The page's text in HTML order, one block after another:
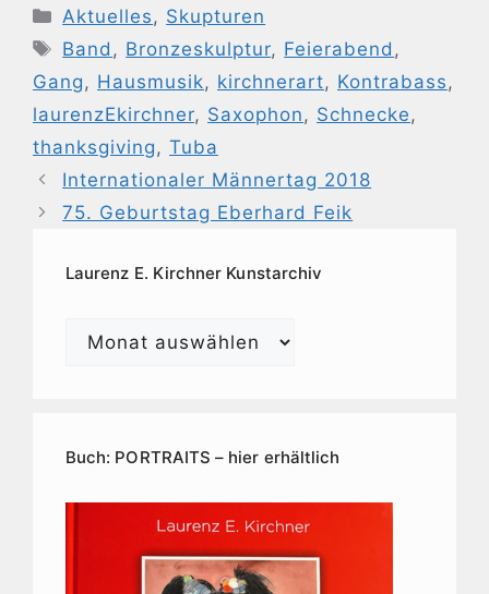
Kategorien
Aktuelles, Skupturen
Schlagwörter
Band , Bronzeskulptur, Feierabend ,
Gang, Hausmusik, kirchnerart, Kontrabass,
laurenzEkirchner, Saxophon, Schnecke,
thanksgiving, Tuba
Internationaler Männertag 2018
75. Geburtstag Eberhard Feik
Laurenz E. Kirchner Kunstarchiv
Laurenz
Buch: PORTRAITS – hier erhältlich